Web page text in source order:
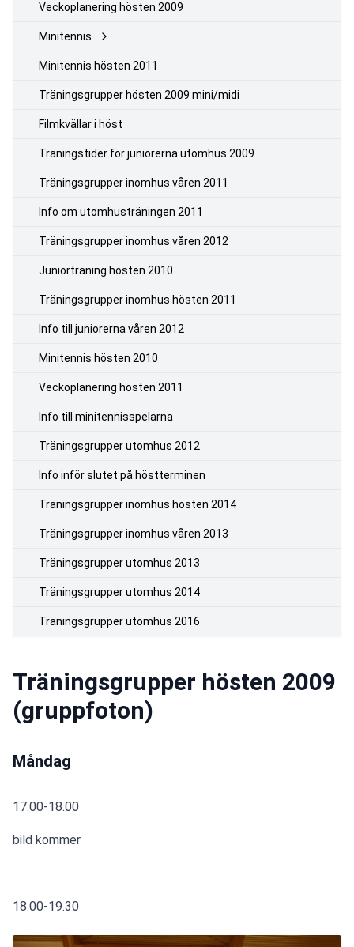
Veckoplanering hösten 2009
Minitennis
Minitennis hösten 2011
Träningsgrupper hösten 2009 mini/midi
Filmkvällar i höst
Träningstider för juniorerna utomhus 2009
Träningsgrupper inomhus våren 2011
Info om utomhusträningen 2011
Träningsgrupper inomhus våren 2012
Juniorträning hösten 2010
Träningsgrupper inomhus hösten 2011
Info till juniorerna våren 2012
Minitennis hösten 2010
Veckoplanering hösten 2011
Info till minitennisspelarna
Träningsgrupper utomhus 2012
Info inför slutet på höstterminen
Träningsgrupper inomhus hösten 2014
Träningsgrupper inomhus våren 2013
Träningsgrupper utomhus 2013
Träningsgrupper utomhus 2014
Träningsgrupper utomhus 2016
Träningsgrupper hösten 2009
(gruppfoton)
Måndag
17.00-18.00
bild kommer
18.00-19.30